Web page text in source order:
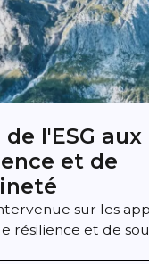
l'ESG
et de
sur les
résilience et de